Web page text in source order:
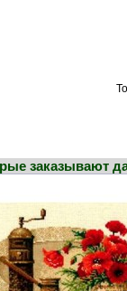
заказывают